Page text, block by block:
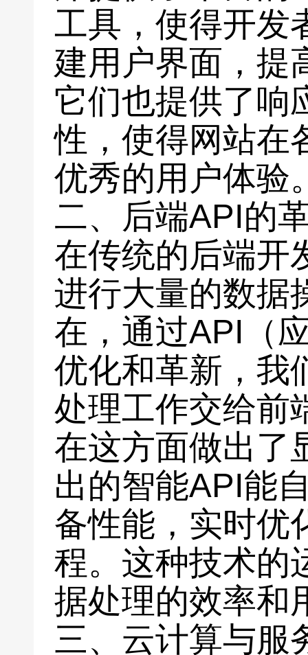
工具，使得开发
建用户界面，提
它们也提供了响
性，使得网站在
优秀的用户体验
二、后端API的
在传统的后端开
进行大量的数据
在，通过API（
优化和革新，我
处理工作交给前
在这方面做出了
出的智能API能
备性能，实时优
程。这种技术的
据处理的效率和
三、云计算与服